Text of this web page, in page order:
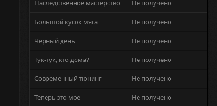
Наследственное мастерство Не получено
Большой кусок мяса Не получено
Черный день Не получено
Тук-тук, кто дома? Не получено
Современный тюнинг Не получено
Теперь это мое Не получено